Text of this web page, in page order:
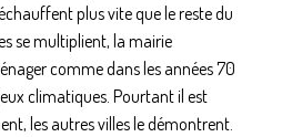
plus vite que le reste du
se multiplient, la mairie
comme dans les années 70
climatiques. Pourtant il est
les autres villes le démontrent.